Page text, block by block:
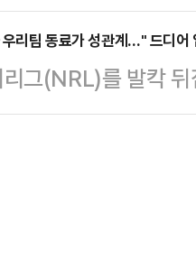
만나 "법무부의…
오 의원의 의혹 폭로
하나에 불과하다
격탄을 날렸다.앞
원회 김경 위…
강행한 청문회가 조
로 채택했기 때문
재명 정부에선 우려
반감이 커지자 중재
리팀 동료가 성관계…" 드디어
그(NRL)를 발칵
처음으로 입장을